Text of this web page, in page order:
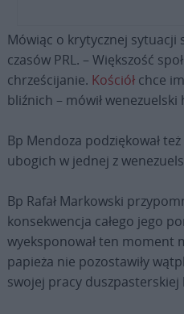
Mówiąc o krytycznej
czasów PRL. – Większość
chrześcijanie. Kościółchce
bliźnich – mówił
Bp Mendoza podziękował
ubogich w jednej z
Bp Rafał Markowski
konsekwencja całego jego
wyeksponował ten moment
papieża nie pozostawiły
swojej pracy